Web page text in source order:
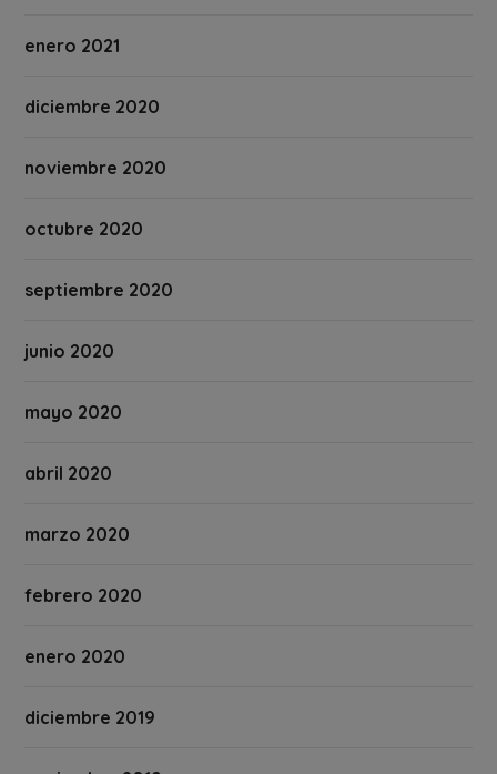
enero 2021
diciembre 2020
noviembre 2020
octubre 2020
septiembre 2020
junio 2020
mayo 2020
abril 2020
marzo 2020
febrero 2020
enero 2020
diciembre 2019